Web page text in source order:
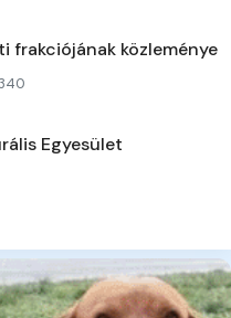
frakciójának közleménye
Egyesület